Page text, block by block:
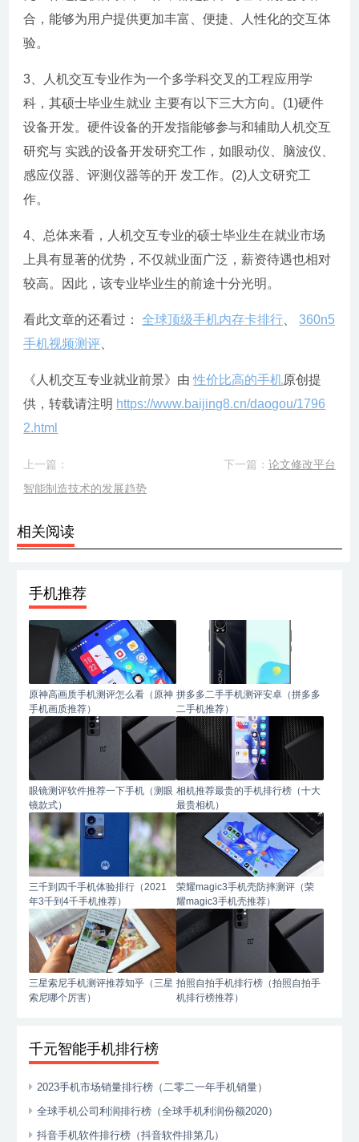
合，能够为用户提供更加丰富、便捷、人性化的交互体
验。
3、人机交互专业作为一个多学科交叉的工程应用学
科，其硕士毕业生就业 主要有以下三大方向。(1)硬件
设备开发。硬件设备的开发指能够参与和辅助人机交互
研究与 实践的设备开发研究工作，如眼动仪、脑波仪、
感应仪器、评测仪器等的开 发工作。(2)人文研究工
作。
4、总体来看，人机交互专业的硕士毕业生在就业市场
上具有显著的优势，不仅就业面广泛，薪资待遇也相对
较高。因此，该专业毕业生的前途十分光明。
看此文章的还看过：全球顶级手机内存卡排行 、360n5
手机视频测评
《人机交互专业就业前景》由性价比高的手机原创提
供，转载请注明 https://www.baijing8.cn/daogou/1796
2.html
上一篇：
智能制造技术的发展趋势
下一篇： 论文修改平台
相关阅读
手机推荐
原神高画质手机测评怎么看（原神
手机画质推荐）
拼多多二手手机测评安卓（拼多多
二手机推荐）
眼镜测评软件推荐一下手机（测眼
镜款式）
相机推荐最贵的手机排行榜（十大
最贵相机）
三千到四千手机体验排行（2021
年3千到4千手机推荐）
荣耀magic3手机壳防摔测评（荣
耀magic3手机壳推荐）
三星索尼手机测评推荐知乎（三星
索尼哪个厉害）
拍照自拍手机排行榜（拍照自拍手
机排行榜推荐）
千元智能手机排行榜
2023手机市场销量排行榜（二零二一年手机销量）
全球手机公司利润排行榜（全球手机利润份额2020）
抖音手机软件排行榜（抖音软件排第几）